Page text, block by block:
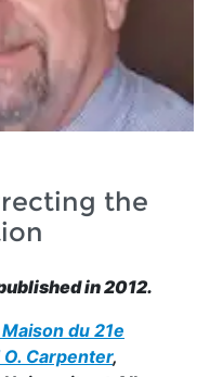
the
in 2012.
du 21e
O. Carpenter,